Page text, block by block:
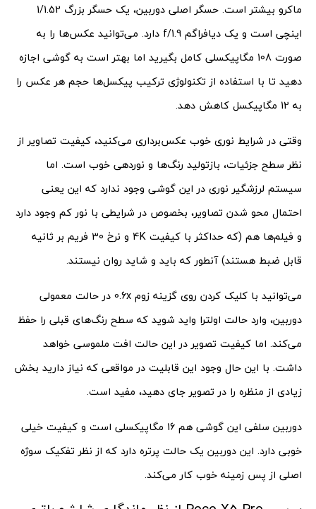
ماکرو بیشتر است. حسگر اصلی دوربین، یک حسگر بزرگ 1/1.52
اینچی است و یک دیافراگم f/1.9 دارد. می‌توانید عکس‌ها را به
صورت 108 مگاپیکسلی کامل بگیرید اما بهتر است به گوشی اجازه
دهید تا با استفاده از تکنولوژی ترکیب پیکسل‌ها حجم هر عکس را
به 12 مگاپیکسل کاهش دهد.
وقتی در شرایط نوری خوب عکس‌برداری می‌کنید، کیفیت تصاویر از
نظر سطح جزئیات، بازتولید رنگ‌ها و نوردهی خوب است. اما
سیستم لرزشگیر نوری در این گوشی وجود ندارد که این یعنی
احتمال محو شدن تصاویر، بخصوص در شرایطی با نور کم وجود دارد
و فیلم‌ها هم (که حداکثر با کیفیت 4K و نرخ 30 فریم بر ثانیه
قابل ضبط هستند) آنطور که باید و شاید روان نیستند.
می‌توانید با کلیک کردن روی گزینه زوم 0.6x در حالت معمولی
دوربین، وارد حالت اولترا واید شوید که سطح رنگ‌های قبلی را حفظ
می‌کند. اما کیفیت تصویر در این حالت افت ملموسی خواهد
داشت. با این حال وجود این قابلیت در مواقعی که نیاز دارید بخش
زیادی از منظره را در تصویر جای دهید، مفید است.
دوربین سلفی این گوشی هم 16 مگاپیکسلی است و کیفیت خیلی
خوبی دارد. این دوربین یک حالت پرتره دارد که از نظر تفکیک سوژه
اصلی از پس زمینه خوب کار می‌کند.